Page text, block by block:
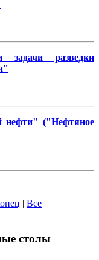
разведки
нефти" ("Нефтяное
| Все
столы